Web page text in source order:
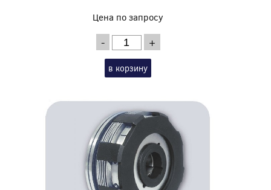
Цена по запросу
- +
в корзину